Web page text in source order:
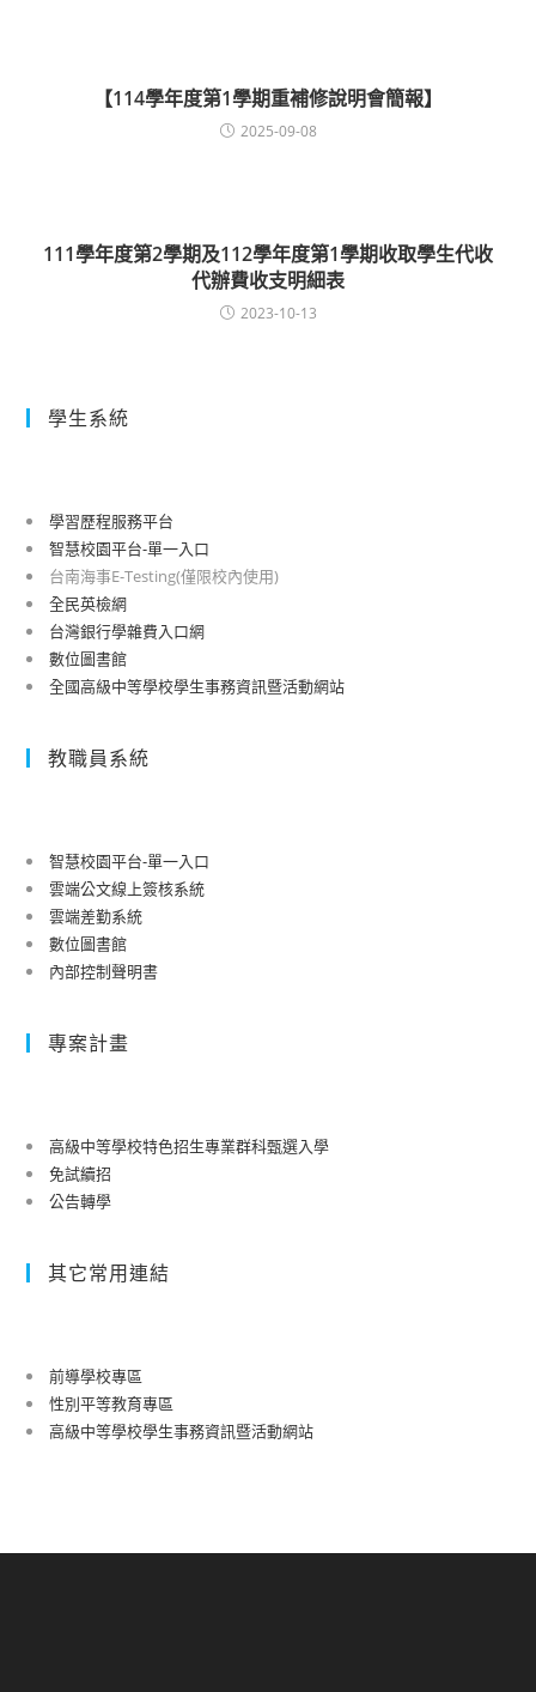
【114學年度第1學期重補修說明會簡報】
2025-09-08
111學年度第2學期及112學年度第1學期收取學生代收
代辦費收支明細表
2023-10-13
學生系統
學習歷程服務平台
智慧校園平台-單一入口
台南海事E-Testing(僅限校內使用)
全民英檢網
台灣銀行學雜費入口網
數位圖書館
全國高級中等學校學生事務資訊暨活動網站
教職員系統
智慧校園平台-單一入口
雲端公文線上簽核系統
雲端差勤系統
數位圖書館
內部控制聲明書
專案計畫
高級中等學校特色招生專業群科甄選入學
免試續招
公告轉學
其它常用連結
前導學校專區
性別平等教育專區
高級中等學校學生事務資訊暨活動網站